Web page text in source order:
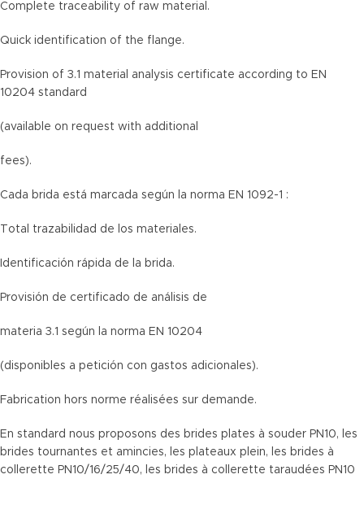
Complete traceability of raw material.
Quick identification of the flange.
Provision of 3.1 material analysis certificate according to EN
10204 standard
(available on request with additional
fees).
Cada brida está marcada según la norma EN 1092-1 :
Total trazabilidad de los materiales.
Identificación rápida de la brida.
Provisión de certificado de análisis de
materia 3.1 según la norma EN 10204
(disponibles a petición con gastos adicionales).
Fabrication hors norme réalisées sur demande.
En standard nous proposons des brides plates à souder PN10, les
brides tournantes et amincies, les plateaux plein, les brides à
collerette PN10/16/25/40, les brides à collerette taraudées PN10